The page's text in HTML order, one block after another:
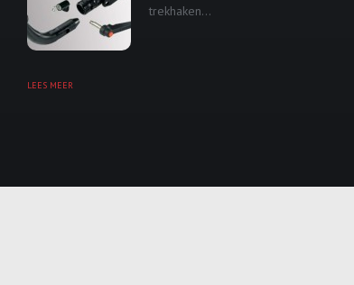
trekhaken...
LEES MEER